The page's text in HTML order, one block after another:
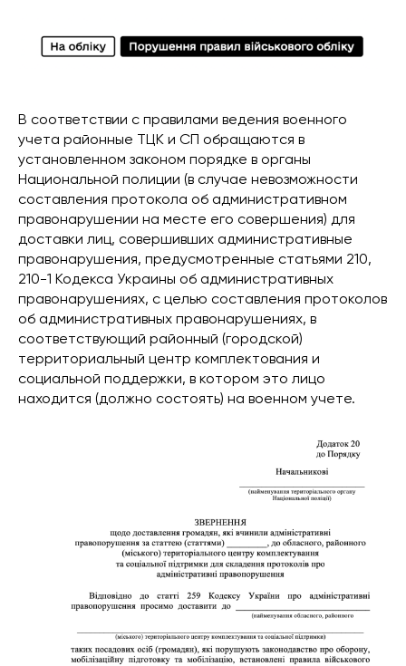
В соответствии с правилами ведения военного
учета районные ТЦК и СП обращаются в
установленном законом порядке в органы
Национальной полиции (в случае невозможности
составления протокола об административном
правонарушении на месте его совершения) для
доставки лиц, совершивших административные
правонарушения, предусмотренные статьями 210,
210-1 Кодекса Украины об административных
правонарушениях, с целью составления протоколов
об административных правонарушениях, в
соответствующий районный (городской)
территориальный центр комплектования и
социальной поддержки, в котором это лицо
находится (должно состоять) на военном учете.